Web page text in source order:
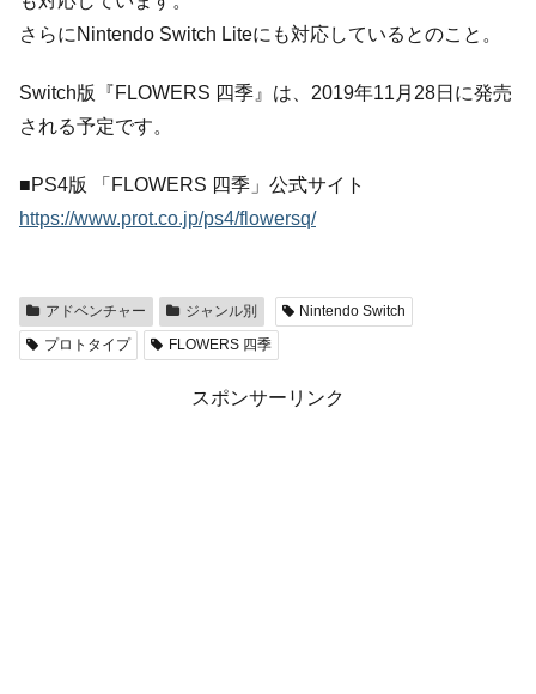
さらにNintendo Switch Liteにも対応しているとのこと。
Switch版『FLOWERS 四季』は、2019年11月28日に発売
される予定です。
■PS4版 「FLOWERS 四季」公式サイト
https://www.prot.co.jp/ps4/flowersq/
アドベンチャー ジャンル別
Nintendo Switch
プロトタイプ
FLOWERS 四季
スポンサーリンク